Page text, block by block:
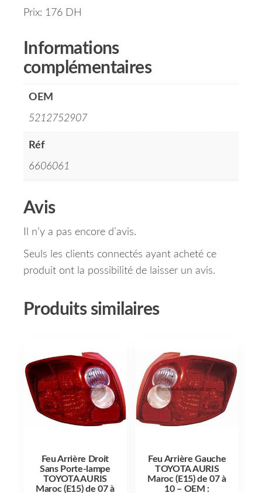
Prix: 176 DH
Informations
complémentaires
OEM
5212752907
Réf
6606061
Avis
Il n’y a pas encore d’avis.
Seuls les clients connectés ayant acheté ce
produit ont la possibilité de laisser un avis.
Produits similaires
Feu Arrière Droit
Sans Porte-lampe
TOYOTA AURIS
Maroc (E15) de 07 à
Feu Arrière Gauche
TOYOTA AURIS
Maroc (E15) de 07 à
10 – OEM :